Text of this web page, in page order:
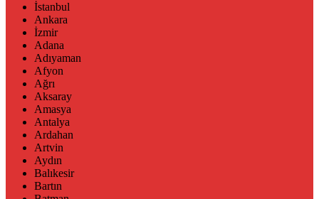
İstanbul
Ankara
İzmir
Adana
Adıyaman
Afyon
Ağrı
Aksaray
Amasya
Antalya
Ardahan
Artvin
Aydın
Balıkesir
Bartın